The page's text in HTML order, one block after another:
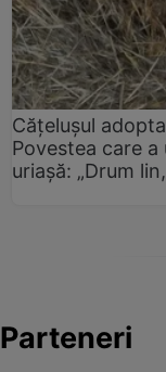
Cățelușul
Povestea care
uriașă: „Drum
Parteneri